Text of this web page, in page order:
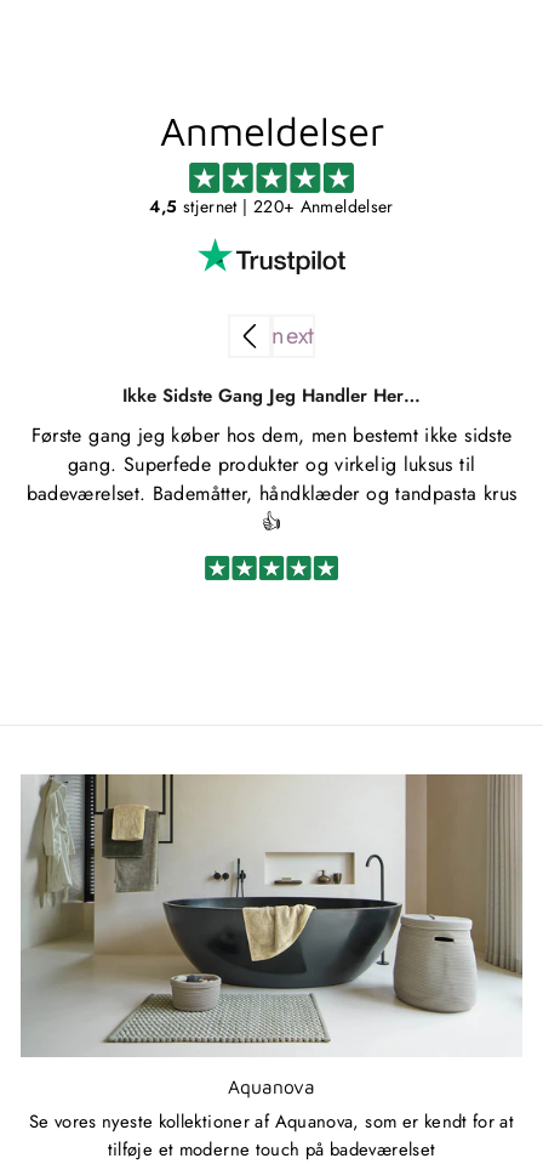
Anmeldelser
4,5 stjernet | 220+ Anmeldelser
Ikke Sidste Gang Jeg Handler Her…
Første gang jeg køber hos dem, men bestemt ikke sidste
gang. Superfede produkter og virkelig luksus til
badeværelset. Bademåtter, håndklæder og tandpasta krus
👍
Aquanova
Se vores nyeste kollektioner af Aquanova, som er kendt for at
tilføje et moderne touch på badeværelset